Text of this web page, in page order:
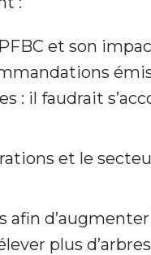
et son
: il faudrait
et le
afin
plus